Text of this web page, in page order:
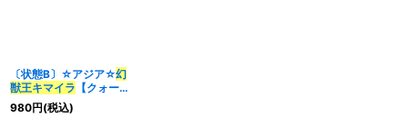
〔状態B〕☆アジア☆幻
獣王キマイラ 【クォータ
ーセンチュリーシークレ
ット】{アジアDUNE-
980円(税込)